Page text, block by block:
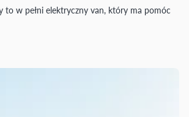
to w pełni elektryczny van, który ma pomóc